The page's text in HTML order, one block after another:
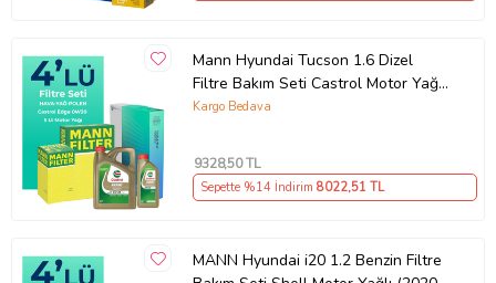
Mann Hyundai Tucson 1.6 Dizel
Filtre Bakım Seti Castrol Motor Yağlı
(2020-2024) 4 Lü
Kargo Bedava
9328,50 TL
Sepette %14 İndirim 8022,51 TL
MANN Hyundai i20 1.2 Benzin Filtre